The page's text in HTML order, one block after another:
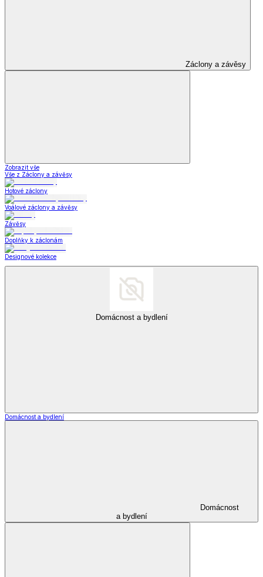
Záclony a závěsy
Zobrazit vše
Vše z Záclony a závěsy
Hotové záclony
Voálové záclony a závěsy
Závěsy
Doplňky k záclonám
Designové kolekce
Domácnost a bydlení
Domácnost a bydlení
Domácnost
a bydlení